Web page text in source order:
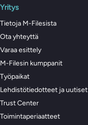
Yritys
Tietoja M-Filesista
Ota yhteyttä
Varaa esittely
M-Filesin kumppanit
Työpaikat
Lehdistötiedotteet ja uutiset
Trust Center
Toimintaperiaatteet